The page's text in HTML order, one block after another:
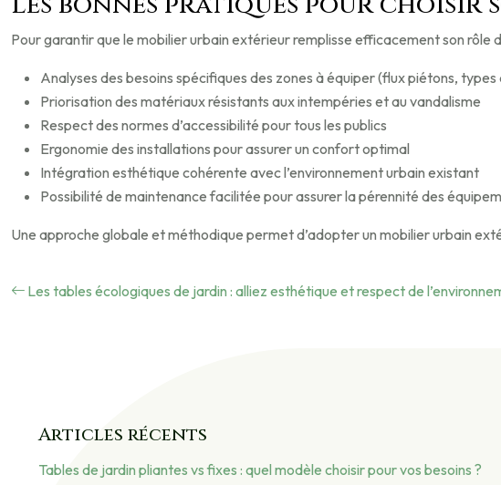
Pour garantir que le mobilier urbain extérieur remplisse efficacement son
Analyses des besoins spécifiques des zones à équiper (flux piétons,
Priorisation des matériaux résistants aux intempéries et au vandalisme
Respect des normes d’accessibilité pour tous les publics
Ergonomie des installations pour assurer un confort optimal
Intégration esthétique cohérente avec l’environnement urbain existant
Possibilité de maintenance facilitée pour assurer la pérennité des
Une approche globale et méthodique permet d’adopter un mobilier urbain
Les tables écologiques de jardin : alliez esthétique et respect de
Articles récents
Tables de jardin pliantes vs fixes : quel modèle choisir pour vos besoins ?